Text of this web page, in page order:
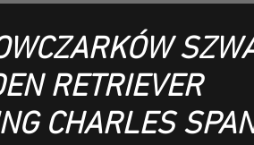
RETRIEVER
CHARLES